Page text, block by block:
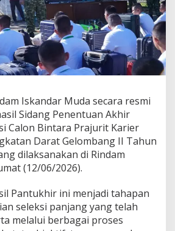
m
u
m
a
n
H
i
l
P
n
t
u
h
r
S
Iskandar Muda secara resmi
Sidang Penentuan Akhir
Calon Bintara Prajurit Karier
Darat Gelombang II Tahun
dilaksanakan di Rindam
(12/06/2026).
Pantukhir ini menjadi tahapan
seleksi panjang yang telah
melalui berbagai proses